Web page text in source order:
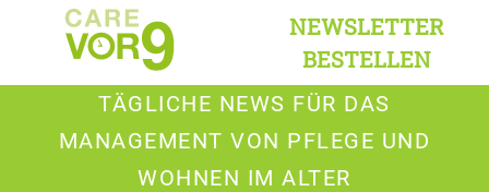
NEWSLETTER
BESTELLEN
TÄGLICHE NEWS FÜR DAS
MANAGEMENT VON PFLEGE UND
WOHNEN IM ALTER